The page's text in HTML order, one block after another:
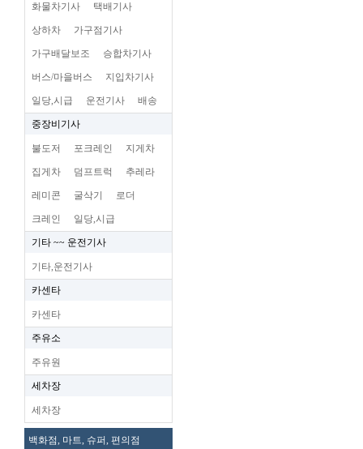
화물차기사 택배기사
상하차 가구점기사
가구배달보조 승합차기사
버스/마을버스 지입차기사
일당,시급 운전기사 배송
중장비기사
불도저 포크레인 지게차
집게차 덤프트럭 추레라
레미콘 굴삭기 로더
크레인 일당,시급
기타 ~~ 운전기사
기타,운전기사
카센타
카센타
주유소
주유원
세차장
세차장
백화점, 마트, 슈퍼, 편의점